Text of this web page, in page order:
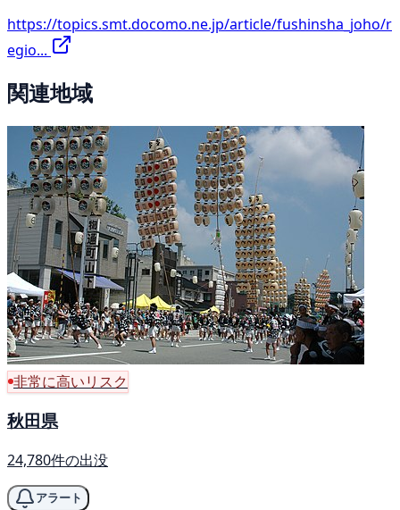
https://topics.smt.docomo.ne.jp/article/fushinsha_joho/r
egio...
関連地域
非常に高いリスク
秋田県
24,780件の出没
アラート